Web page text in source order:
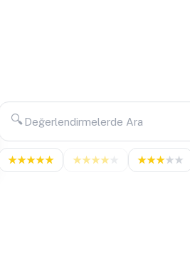
🔍
★★★★★ ★★★★ ★★★★★